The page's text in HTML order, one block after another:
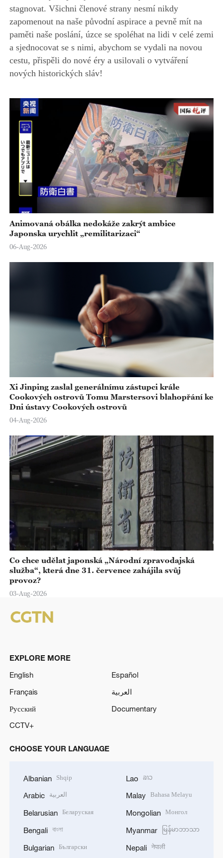
stagnovat. Všichni členové strany nesmí nikdy
zapomenout na naše původní aspirace a pevně mít na
paměti naše poslání, úzce se spoléhat na lidi v celé zemi
a sjednocovat se s nimi, abychom se vydali na novou
cestu, přispěli do nové éry a usilovali o vytváření
nových historických sláv!
Animovaná obálka nedokáže zakrýt ambice
Japonska urychlit „remilitarizaci“
06-Aug-2026
Xi Jinping zaslal generálnímu zástupci krále
Cookových ostrovů Tomu Marstersovi blahopřání ke
Dni ústavy Cookových ostrovů
04-Aug-2026
Co chce udělat japonská „Národní zpravodajská
služba“, která dne 31. července zahájila svůj
provoz?
03-Aug-2026
EXPLORE MORE
English
Español
Français
العربية
Русский
Documentary
CCTV+
CHOOSE YOUR LANGUAGE
Albanian Shqip
Arabic العربية
Belarusian Беларуская
Bengali বাংলা
Bulgarian Български
Lao ລາວ
Malay Bahasa Melayu
Mongolian Монгол
Myanmar မြန်မာဘာသာ
Nepali नेपाली